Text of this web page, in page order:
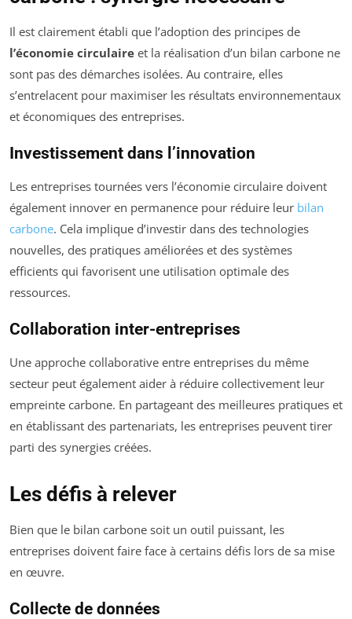
Il est clairement établi que l’adoption des principes de
l’économie circulaire et la réalisation d’un bilan carbone ne
sont pas des démarches isolées. Au contraire, elles
s’entrelacent pour maximiser les résultats environnementaux
et économiques des entreprises.
Investissement dans l’innovation
Les entreprises tournées vers l’économie circulaire doivent
également innover en permanence pour réduire leur bilan
carbone. Cela implique d’investir dans des technologies
nouvelles, des pratiques améliorées et des systèmes
efficients qui favorisent une utilisation optimale des
ressources.
Collaboration inter-entreprises
Une approche collaborative entre entreprises du même
secteur peut également aider à réduire collectivement leur
empreinte carbone. En partageant des meilleures pratiques et
en établissant des partenariats, les entreprises peuvent tirer
parti des synergies créées.
Les défis à relever
Bien que le bilan carbone soit un outil puissant, les
entreprises doivent faire face à certains défis lors de sa mise
en œuvre.
Collecte de données